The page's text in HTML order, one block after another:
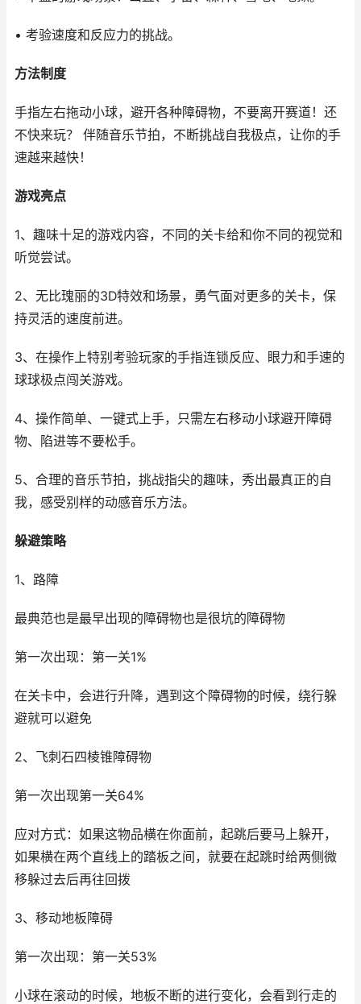
• 考验速度和反应力的挑战。
方法制度
手指左右拖动小球，避开各种障碍物，不要离开赛道！还
不快来玩？ 伴随音乐节拍，不断挑战自我极点，让你的手
速越来越快！
游戏亮点
1、趣味十足的游戏内容，不同的关卡给和你不同的视觉和
听觉尝试。
2、无比瑰丽的3D特效和场景，勇气面对更多的关卡，保
持灵活的速度前进。
3、在操作上特别考验玩家的手指连锁反应、眼力和手速的
球球极点闯关游戏。
4、操作简单、一键式上手，只需左右移动小球避开障碍
物、陷进等不要松手。
5、合理的音乐节拍，挑战指尖的趣味，秀出最真正的自
我，感受别样的动感音乐方法。
躲避策略
1、路障
最典范也是最早出现的障碍物也是很坑的障碍物
第一次出现：第一关1%
在关卡中，会进行升降，遇到这个障碍物的时候，绕行躲
避就可以避免
2、飞刺石四棱锥障碍物
第一次出现第一关64%
应对方式：如果这物品横在你面前，起跳后要马上躲开，
如果横在两个直线上的踏板之间，就要在起跳时给两侧微
移躲过去后再往回拨
3、移动地板障碍
第一次出现：第一关53%
小球在滚动的时候，地板不断的进行变化，会看到行走的